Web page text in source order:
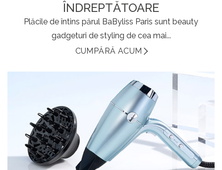
ÎNDREPTĂTOARE
Plăcile de întins părul BaByliss Paris sunt beauty
gadgeturi de styling de cea mai...
CUMPĂRĂ ACUM